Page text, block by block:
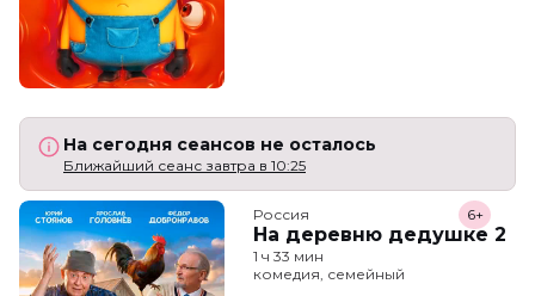
На сегодня сеансов не осталось
Ближайший сеанс завтра в 10:25
Россия
На деревню дедушке 2
6+
1 ч 33 мин
комедия, семейный